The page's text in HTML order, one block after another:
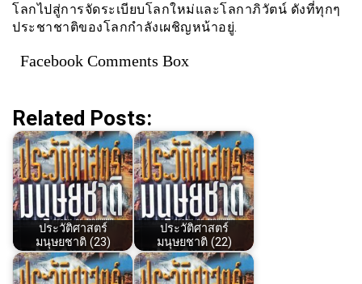
โลกไปสู่การจัดระเบียบโลกใหม่และโลกาภิวัตน์ ดังที่ทุกๆ
ประชาชาติของโลกกำลังเผชิญหน้าอยู่.
Facebook Comments Box
Related Posts:
ประวัติศาสตร์
มนุษยชาติ (23)
ประวัติศาสตร์
มนุษยชาติ (22)